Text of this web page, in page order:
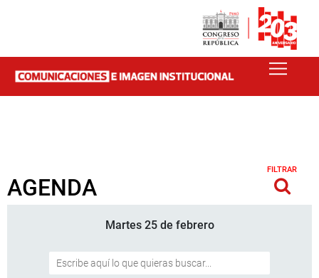
AGENDA
FILTRAR
Martes 25 de febrero